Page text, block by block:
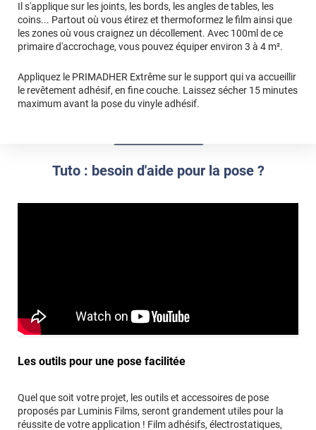
Tuto : besoin d'aide pour la pose ?
Les outils pour une pose facilitée
Quel que soit votre projet, les outils et accessoires de pose
proposés par Luminis Films, seront grandement utiles pour la
réussite de votre application ! Film adhésifs, électrostatiques,
*****
Il y a 1574 jours
Pas encore essayé , je vous en dirais plus lorsque je
l’aurais déballé
Très utile pour recoller par exemple les angles qui se sont
décollés
*****
Il y a 1854 jours
parfait pour les endroit difficile d'accès
Fonctionne très bien, rien a dire
Je n'ai pas utilisé, le revêtement était suffisamment
*****
Il y a 2166 jours
Pour renforcer l'adhésion selon la notice : très bien.
Il s'applique sur les joints, les bords, les angles de tables, les
coins... Partout où vous étirez et thermoformez le film ainsi que
les zones où vous craignez un décollement. Avec 100ml de ce
primaire d'accrochage, vous pouvez équiper environ 3 à 4 m².
Appliquez le PRIMADHER Extrême sur le support qui va accueillir
le revêtement adhésif, en fine couche. Laissez sécher 15 minutes
maximum avant la pose du vinyle adhésif.